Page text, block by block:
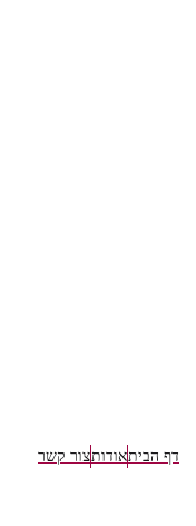
דף הביתאודותצור קשר